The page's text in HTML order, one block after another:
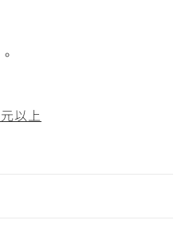
以上